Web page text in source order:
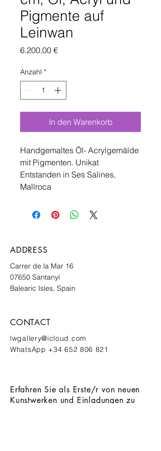
Pigmente auf
Leinwan
6.200,00 €Preis
Anzahl *
In den Warenkorb
Handgemaltes Öl- Acrylgemälde
mit Pigmenten. Unikat
Entstanden in Ses Salines,
Mallroca
ADDRESS
Carrer de la Mar 16
07650 Santanyí
Balearic Isles, Spain
CONTACT
lwgallery@icloud.com
‭WhatsApp +34 652 806 821
Erfahren Sie als Erste/r von neuen
Kunstwerken und Einladungen zu